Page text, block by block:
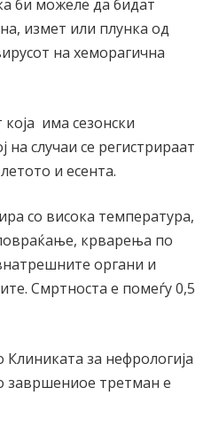
би можеле да бидат
измет или плунка од
на хеморагична
која има сезонски
на случаи се регистрираат
и есента.
со висока температура,
крварења по
органи и
Смртноста е помеѓу 0,5
Клиниката за нефрологија
завршениое третман е